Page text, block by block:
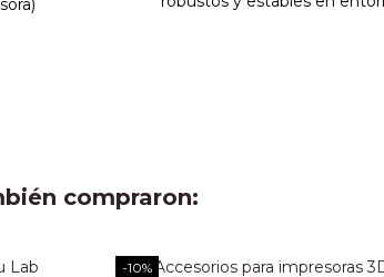
compraron:
-10%